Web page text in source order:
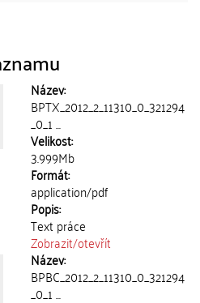
Název:
BPTX_2012_2_11310_0_321294
_0_1 ...
Velikost:
3.999Mb
Formát:
application/pdf
Popis:
Text práce
Zobrazit/otevřít
Název:
BPBC_2012_2_11310_0_321294
_0_1 ...